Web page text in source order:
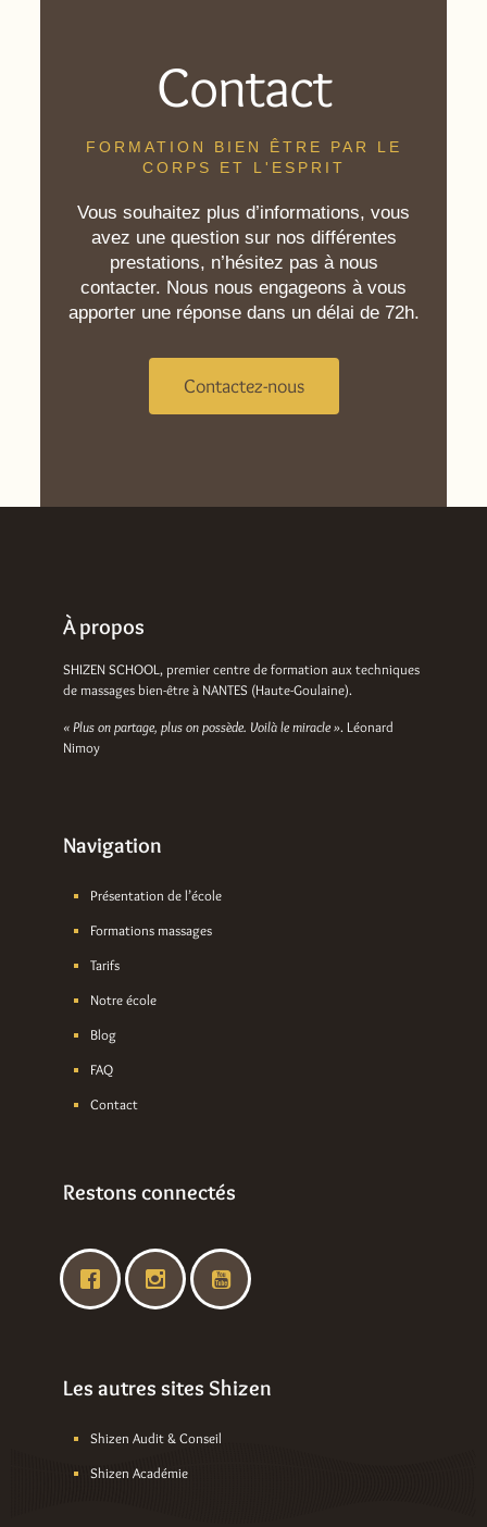
Contact
FORMATION BIEN ÊTRE PAR LE
CORPS ET L'ESPRIT
Vous souhaitez plus d’informations, vous
avez une question sur nos différentes
prestations, n’hésitez pas à nous
contacter. Nous nous engageons à vous
apporter une réponse dans un délai de 72h.
Contactez-nous
À propos
SHIZEN SCHOOL, premier centre de formation aux techniques
de massages bien-être à NANTES (Haute-Goulaine).
« Plus on partage, plus on possède. Voilà le miracle ». Léonard
Nimoy
Navigation
Présentation de l’école
Formations massages
Tarifs
Notre école
Blog
FAQ
Contact
Restons connectés
Les autres sites Shizen
Shizen Audit & Conseil
Shizen Académie